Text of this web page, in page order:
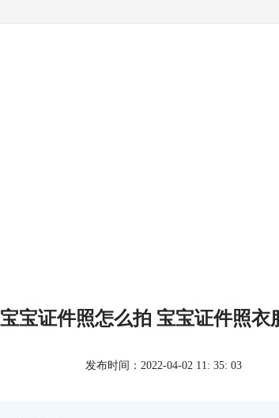
宝宝证件照怎么拍 宝宝证件照衣
发布时间：2022-04-02 11: 35: 03